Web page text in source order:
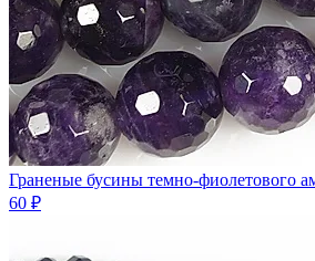
Граненые бусины темно-фиолетового
60 ₽